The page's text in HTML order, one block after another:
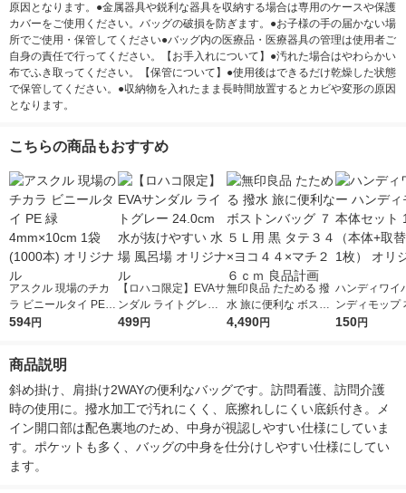
原因となります。●金属器具や鋭利な器具を収納する場合は専用のケースや保護
カバーをご使用ください。バッグの破損を防ぎます。●お子様の手の届かない場
所でご使用・保管してください●バッグ内の医療品・医療器具の管理は使用者ご
自身の責任で行ってください。【お手入れについて】●汚れた場合はやわらかい
布でふき取ってください。【保管について】●使用後はできるだけ乾燥した状態
で保管してください。●収納物を入れたまま長時間放置するとカビや変形の原因
となります。
こちらの商品もおすすめ
アスクル 現場のチカ
ラ ビニールタイ PE
緑 4mm×10cm 1袋(10
594円
【ロハコ限定】EVAサ
ンダル ライトグレー
24.0cm 水が抜けやす
499円
無印良品 たためる 撥
水 旅に便利な ボスト
ンバッグ ７５Ｌ用 黒
4,490円
ハンディワイ
ンディモップ
ット 1個（本
150円
商品説明
斜め掛け、肩掛け2WAYの便利なバッグです。訪問看護、訪問介護
時の使用に。撥水加工で汚れにくく、底擦れしにくい底鋲付き。メ
イン開口部は配色裏地のため、中身が視認しやすい仕様にしていま
す。ポケットも多く、バッグの中身を仕分けしやすい仕様にしてい
ます。